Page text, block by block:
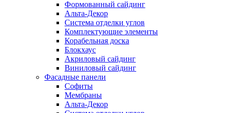
Формованный сайдинг
Альта-Декор
Система отделки углов
Комплектующие элементы
Корабельная доска
Блокхаус
Акриловый сайдинг
Виниловый сайдинг
Фасадные панели
Софиты
Мембраны
Альта-Декор